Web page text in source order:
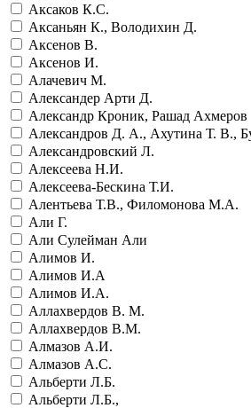
Аксаков К.С.
Аксаньян К., Володихин Д.
Аксенов В.
Аксенов И.
Алачевич М.
Александер Арти Д.
Александр Кроник, Рашад Ахмеров
Александров Д. А., Ахутина Т. В.,
Александровский Л.
Алексеева Н.И.
Алексеева-Бескина Т.И.
Алентьева Т.В., Филомонова М.А.
Али Г.
Али Сулейман Али
Алимов И.
Алимов И.А
Алимов И.А.
Аллахвердов В. М.
Аллахвердов В.М.
Алмазов А.И.
Алмазов А.С.
Альберти Л.Б.
Альберти Л.Б.,